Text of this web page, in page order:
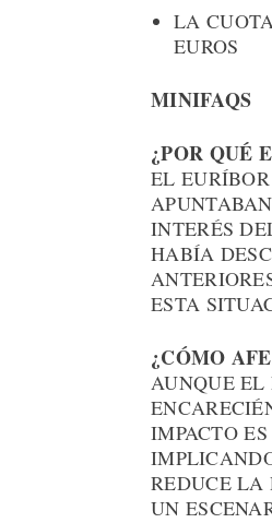
LA
EUROS
MINIFAQS
¿POR QUÉ
EL
INTERÉS
HABÍA
ESTA
¿CÓMO
AUNQUE EL
IMPACTO
REDUCE LA
UN